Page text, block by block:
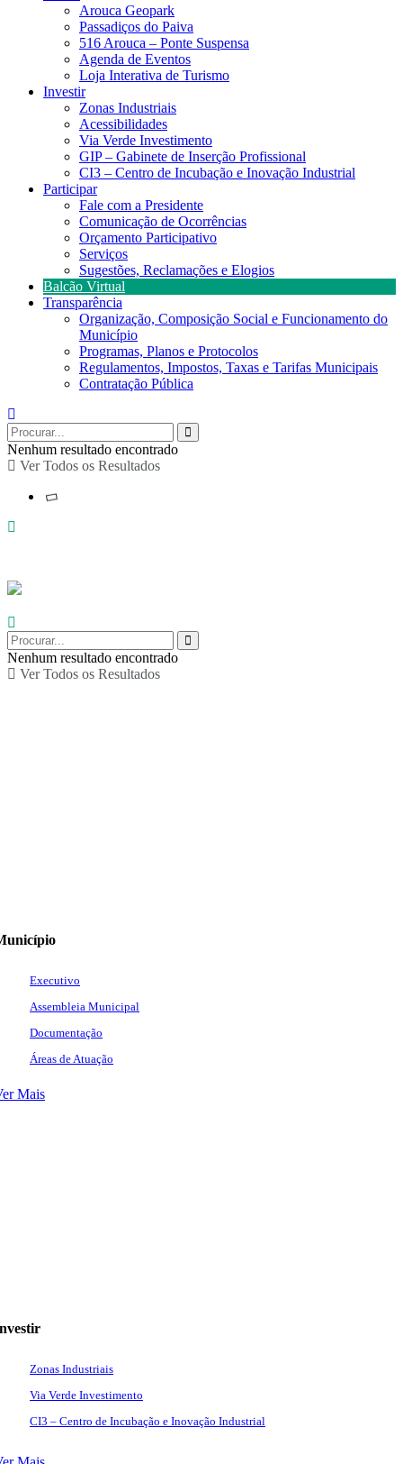
Arouca Geopark
Passadiços do Paiva
516 Arouca – Ponte Suspensa
Agenda de Eventos
Loja Interativa de Turismo
Investir
Zonas Industriais
Acessibilidades
Via Verde Investimento
GIP – Gabinete de Inserção Profissional
CI3 – Centro de Incubação e Inovação Industrial
Participar
Fale com a Presidente
Comunicação de Ocorrências
Orçamento Participativo
Serviços
Sugestões, Reclamações e Elogios
Balcão Virtual
Transparência
Organização, Composição Social e Funcionamento do
Município
Programas, Planos e Protocolos
Regulamentos, Impostos, Taxas e Tarifas Municipais
Contratação Pública
Nenhum resultado encontrado
Ver Todos os Resultados
Nenhum resultado encontrado
Ver Todos os Resultados
Executivo
Assembleia Municipal
Documentação
Áreas de Atuação
Mais
Zonas Industriais
Via Verde Investimento
CI3 – Centro de Incubação e Inovação Industrial